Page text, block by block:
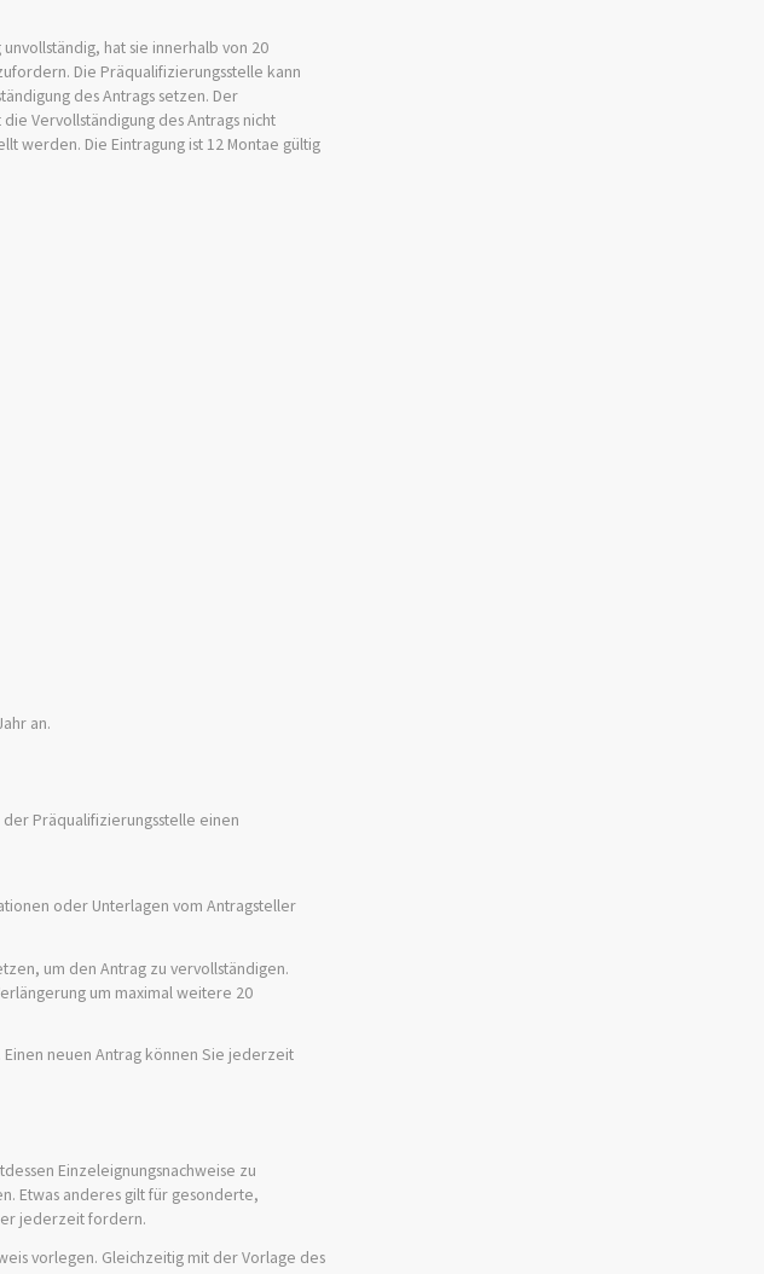
hat sie innerhalb von 20
Die Präqualifizierungsstelle kann
des Antrags setzen. Der
Vervollständigung des Antrags nicht
werden. Die Eintragung ist 12 Montae gültig
an.
der Präqualifizierungsstelle einen
oder Unterlagen vom Antragsteller
um den Antrag zu vervollständigen.
um maximal weitere 20
neuen Antrag können Sie jederzeit
Einzeleignungsnachweise zu
Etwas anderes gilt für gesonderte,
jederzeit fordern.
vorlegen. Gleichzeitig mit der Vorlage des